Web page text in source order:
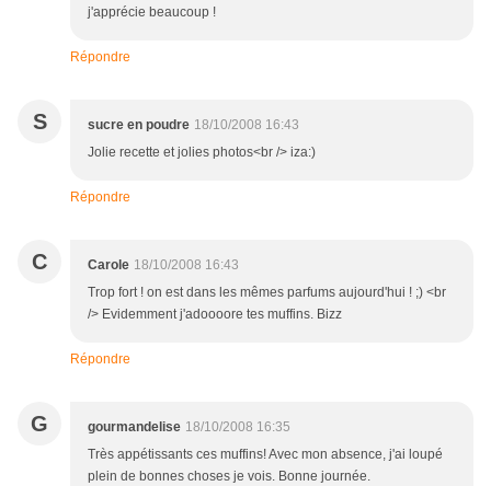
j'apprécie beaucoup !
Répondre
S sucre en poudre 18/10/2008 16:43
Jolie recette et jolies photos<br /> iza:)
Répondre
C Carole 18/10/2008 16:43
Trop fort ! on est dans les mêmes parfums aujourd'hui ! ;) <br
/> Evidemment j'adoooore tes muffins. Bizz
Répondre
G gourmandelise 18/10/2008 16:35
Très appétissants ces muffins! Avec mon absence, j'ai loupé
plein de bonnes choses je vois. Bonne journée.